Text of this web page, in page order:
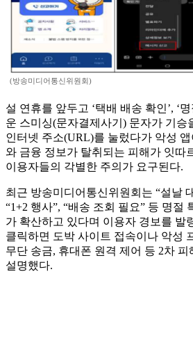
(방송미디어통신위원회)
설 연휴를 앞두고 ‘택배 배송 확인’, ‘
운 스미싱(문자결제사기) 문자가 기승
인터넷 주소(URL)를 눌렀다가 악성
와 금융 정보가 탈취되는 피해가 잇따
이용자들의 각별한 주의가 요구된다.
최근 방송미디어통신위원회는 “설날
“1+2 행사”, “배송 조회 필요” 등 명절
가 확산하고 있다며 이용자 경보를 발
클릭하면 도박 사이트 접속이나 악성
무단 송금, 휴대폰 원격 제어 등 2차
설명했다.